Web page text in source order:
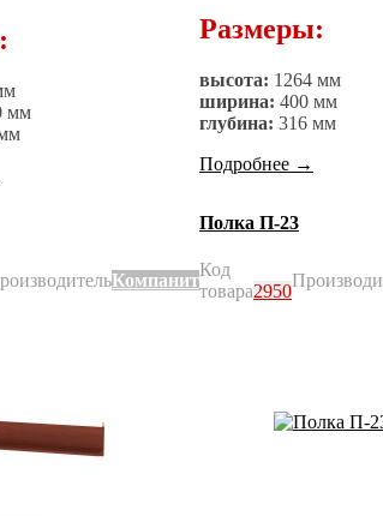
мм
Размеры:
высота: 1264 мм
ширина: 400 мм
глубина: 316 мм
Подробнее →
Компанит
Полка П-23
Код
товара2950